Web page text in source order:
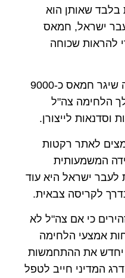
בלבד שאותן הוא
ישראל, חמאס
להראות שכוחה
מתחילת המלחמה ועד עתה שיגר חמאס כ-9000
הלחימה צה"ל
וסדנאות לייצורן.
לאתר רקטות
המשמעותית
ישראל היא עוד
לקריסה צבאית.
כי אם צה"ל לא
אמצעי הלחימה
יחדש את ההתחמשות
המדיני חייב לטפל